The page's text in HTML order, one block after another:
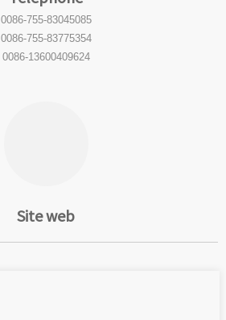
0086-755-83045085
0086-755-83775354
0086-13600409624
Site web